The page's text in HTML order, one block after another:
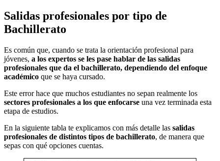
Salidas profesionales por tipo de
Bachillerato
Es común que, cuando se trata la orientación profesional para
jóvenes, a los expertos se les pase hablar de las salidas
profesionales que da el bachillerato, dependiendo del enfoque
académico que se haya cursado.
Este error hace que muchos estudiantes no sepan realmente los
sectores profesionales a los que enfocarse una vez terminada esta
etapa de estudios.
En la siguiente tabla te explicamos con más detalle las salidas
profesionales de distintos tipos de bachillerato, de manera que
sepas con qué opciones cuentas.